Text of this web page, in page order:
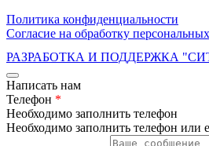
Политика конфиденциальности
Согласие на обработку
РАЗРАБОТКА И ПОДДЕРЖКА
Написать нам
Телефон *
Необходимо заполнить телефон
Необходимо заполнить телефон или